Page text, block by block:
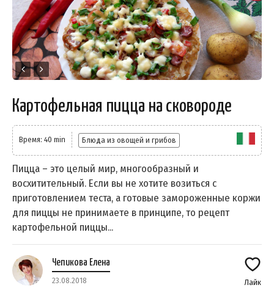
Картофельная пицца на сковороде
Время: 40 min Блюда из овощей и грибов
Пицца – это целый мир, многообразный и
восхитительный. Если вы не хотите возиться с
приготовлением теста, а готовые замороженные коржи
для пиццы не принимаете в принципе, то рецепт
картофельной пиццы...
Чепикова Елена
23.08.2018 Лайк